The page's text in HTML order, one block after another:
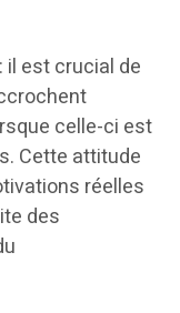
: il est crucial de
celle-ci est
Cette attitude
réelles
des